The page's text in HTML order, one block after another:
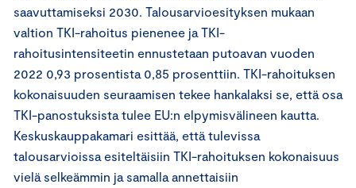
saavuttamiseksi 2030. Talousarvioesityksen mukaan
valtion TKI-rahoitus pienenee ja TKI-
rahoitusintensiteetin ennustetaan putoavan vuoden
2022 0,93 prosentista 0,85 prosenttiin. TKI-rahoituksen
kokonaisuuden seuraamisen tekee hankalaksi se, että osa
TKI-panostuksista tulee EU:n elpymisvälineen kautta.
Keskuskauppakamari esittää, että tulevissa
talousarvioissa esiteltäisiin TKI-rahoituksen kokonaisuus
vielä selkeämmin ja samalla annettaisiin